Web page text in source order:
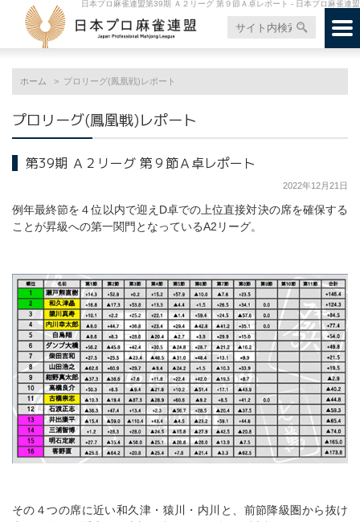
日本プロ麻雀連盟第39期 Ａ２リーグ 第９節Ａ卓レポート - 日本プロ麻雀連盟
ホーム プロリーグ(鳳凰戦)レポート
プロリーグ(鳳凰戦)レポート
第39期 Ａ２リーグ 第９節Ａ卓レポート
2022年12月21日
例年最終節を４位以内で迎えD卓での上位直接対決の席を確保する
ことが昇級への第一関門となっているA2リーグ。
その４つの席に近い和久津・猿川・内川と、前節降級圏から抜け